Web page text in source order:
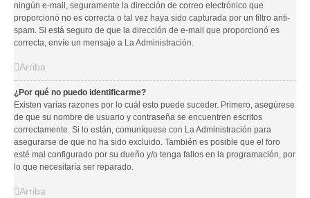
ningún e-mail, seguramente la dirección de correo electrónico que
proporcionó no es correcta o tal vez haya sido capturada por un filtro anti-
spam. Si está seguro de que la dirección de e-mail que proporcionó es
correcta, envíe un mensaje a La Administración.
Arriba
¿Por qué no puedo identificarme?
Existen varias razones por lo cuál esto puede suceder. Primero, asegúrese
de que su nombre de usuario y contraseña se encuentren escritos
correctamente. Si lo están, comuníquese con La Administración para
asegurarse de que no ha sido excluido. También es posible que el foro
esté mal configurado por su dueño y/o tenga fallos en la programación, por
lo que necesitaría ser reparado.
Arriba